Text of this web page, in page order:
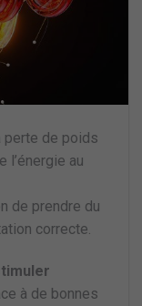
perte de poids
l’énergie au
de prendre du
correcte.
à de bonnes